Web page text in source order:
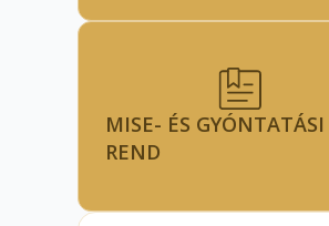
MISE- ÉS GYÓNTATÁSI
REND